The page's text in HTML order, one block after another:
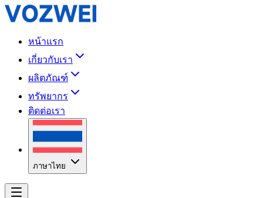
หน้าแรก
เกี่ยวกับเรา
ผลิตภัณฑ์
ทรัพยากร
ติดต่อเรา
ภาษาไทย